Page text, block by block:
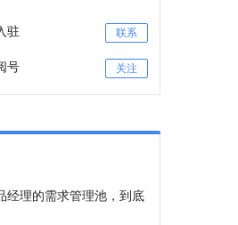
驻 联系
号 关注
经理的需求管理池，到底